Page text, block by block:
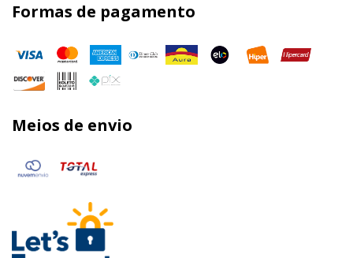
Formas de pagamento
Meios de envio